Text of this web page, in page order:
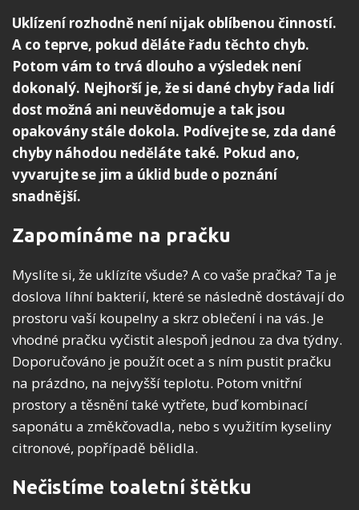
Uklízení rozhodně není nijak oblíbenou činností.
A co teprve, pokud děláte řadu těchto chyb.
Potom vám to trvá dlouho a výsledek není
dokonalý. Nejhorší je, že si dané chyby řada lidí
dost možná ani neuvědomuje a tak jsou
opakovány stále dokola. Podívejte se, zda dané
chyby náhodou neděláte také. Pokud ano,
vyvarujte se jim a úklid bude o poznání
snadnější.
Zapomínáme na pračku
Myslíte si, že uklízíte všude? A co vaše pračka? Ta je
doslova líhní bakterií, které se následně dostávají do
prostoru vaší koupelny a skrz oblečení i na vás. Je
vhodné pračku vyčistit alespoň jednou za dva týdny.
Doporučováno je použít ocet a s ním pustit pračku
na prázdno, na nejvyšší teplotu. Potom vnitřní
prostory a těsnění také vytřete, buď kombinací
saponátu a změkčovadla, nebo s využitím kyseliny
citronové, popřípadě bělidla.
Nečistíme toaletní štětku